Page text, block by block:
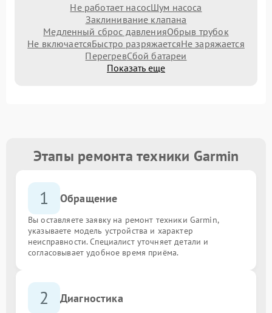
Не работает насосШум насоса
Заклинивание клапана
Медленный сброс давленияОбрыв трубок
Не включаетсяБыстро разряжаетсяНе заряжается
ПерегревСбой батареи
Показать еще
Этапы ремонта техники Garmin
1 Обращение
Вы оставляете заявку на ремонт техники Garmin,
указываете модель устройства и характер
неисправности. Специалист уточняет детали и
согласовывает удобное время приёма.
2 Диагностика